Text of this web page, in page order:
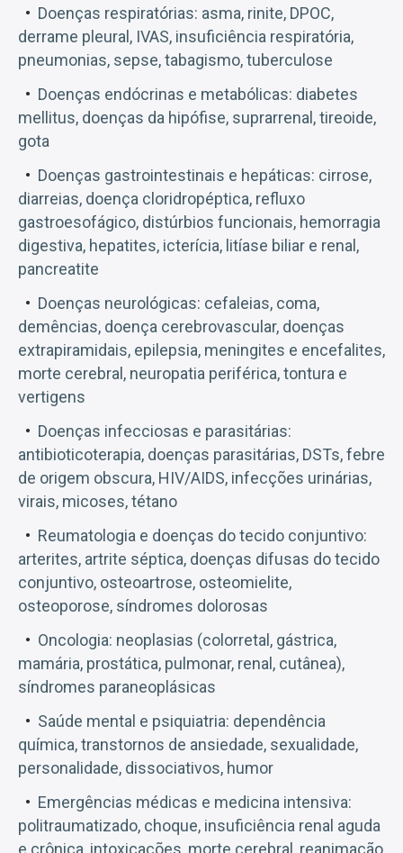
Doenças respiratórias: asma, rinite, DPOC,
derrame pleural, IVAS, insuficiência respiratória,
pneumonias, sepse, tabagismo, tuberculose
Doenças endócrinas e metabólicas: diabetes
mellitus, doenças da hipófise, suprarrenal, tireoide,
gota
Doenças gastrointestinais e hepáticas: cirrose,
diarreias, doença cloridropéptica, refluxo
gastroesofágico, distúrbios funcionais, hemorragia
digestiva, hepatites, icterícia, litíase biliar e renal,
pancreatite
Doenças neurológicas: cefaleias, coma,
demências, doença cerebrovascular, doenças
extrapiramidais, epilepsia, meningites e encefalites,
morte cerebral, neuropatia periférica, tontura e
vertigens
Doenças infecciosas e parasitárias:
antibioticoterapia, doenças parasitárias, DSTs, febre
de origem obscura, HIV/AIDS, infecções urinárias,
virais, micoses, tétano
Reumatologia e doenças do tecido conjuntivo:
arterites, artrite séptica, doenças difusas do tecido
conjuntivo, osteoartrose, osteomielite,
osteoporose, síndromes dolorosas
Oncologia: neoplasias (colorretal, gástrica,
mamária, prostática, pulmonar, renal, cutânea),
síndromes paraneoplásicas
Saúde mental e psiquiatria: dependência
química, transtornos de ansiedade, sexualidade,
personalidade, dissociativos, humor
Emergências médicas e medicina intensiva:
politraumatizado, choque, insuficiência renal aguda
e crônica, intoxicações, morte cerebral, reanimação